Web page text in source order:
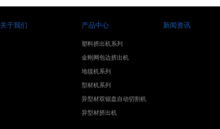
关于我们 产品中心
塑料挤出机系列
金刚网包边挤出机
地毯机系列
型材机系列
异型材双锯盘自动切割机
异型材挤出机
新闻资讯